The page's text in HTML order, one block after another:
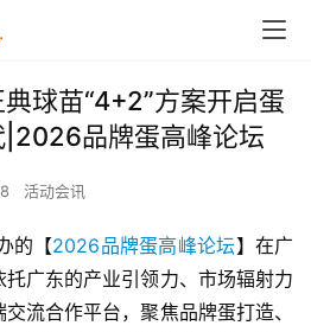
球苗“4+2”方案开启蛋
|2026品牌蛋高峰论坛
活动会讯
的【2026品牌蛋高峰论坛】在广
广东的产业引领力、市场辐射力
流合作平台，聚焦品牌蛋打造、